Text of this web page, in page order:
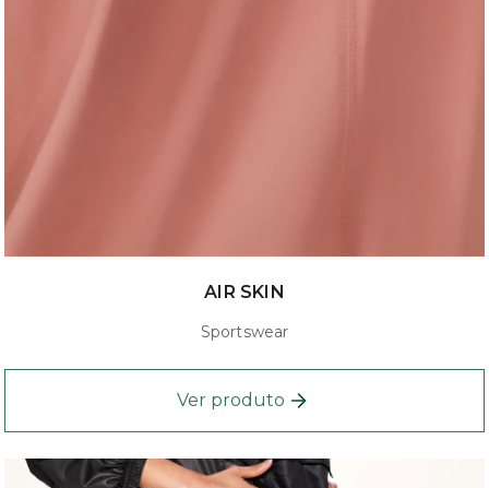
AIR SKIN
Sportswear
Ver produto